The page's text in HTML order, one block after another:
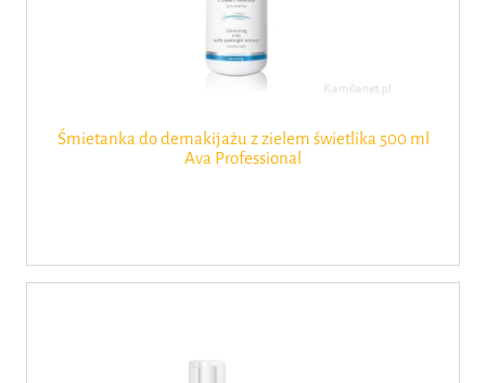
Śmietanka do demakijażu z zielem świetlika 500 ml
Ava Professional